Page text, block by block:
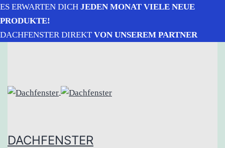
ES ERWARTEN DICH JEDEN MONAT VIELE NEUE
PRODUKTE!
DACHFENSTER DIREKTVON UNSEREM PARTNER
DACHFENSTER